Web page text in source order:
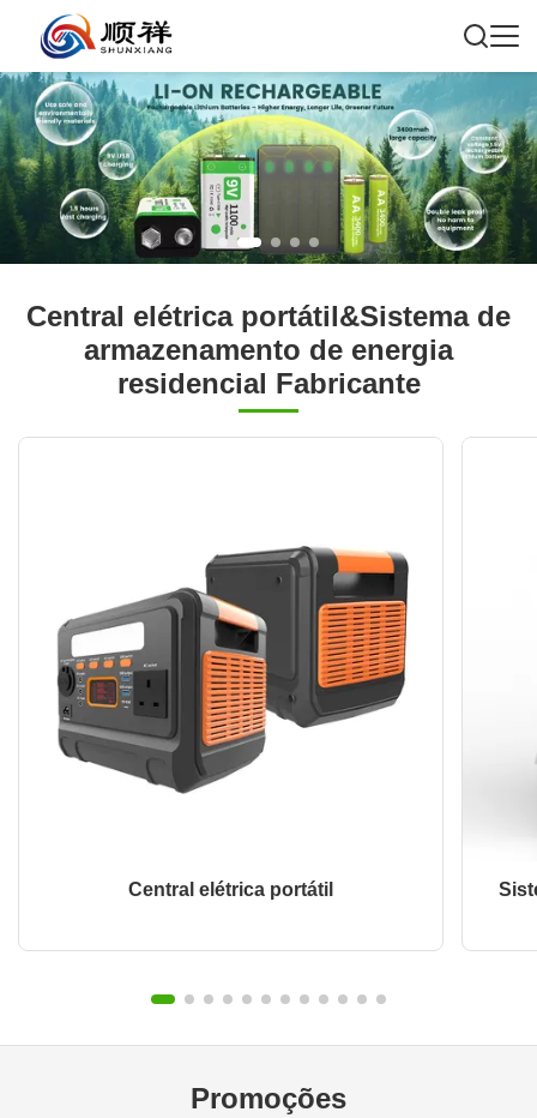
Central elétrica portátil&Sistema de
armazenamento de energia
residencial Fabricante
Central elétrica portátil
Promoções